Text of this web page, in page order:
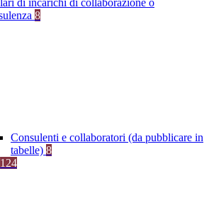
di incarichi di collaborazione o
8
Consulenti e collaboratori (da pubblicare in
tabelle) 8
124